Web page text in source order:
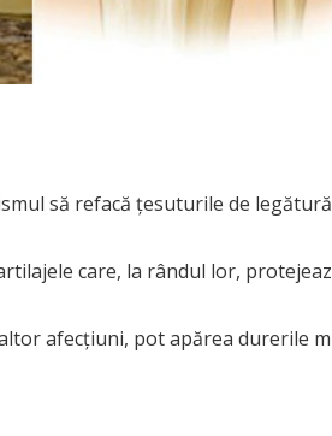
să refacă țesuturile de
care, la rândul lor,
afecțiuni, pot apărea durerile